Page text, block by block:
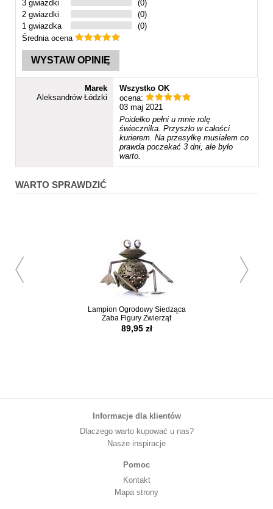
3 gwiazdki
(0)
2 gwiazdki
(0)
1 gwiazdka
(0)
Średnia ocena
WYSTAW OPINIĘ
Marek
Aleksandrów Łódzki
Wszystko OK
ocena:
03 maj 2021
Poidełko pełni u mnie rolę
świecznika. Przyszło w całości
kurierem. Na przesyłkę musiałem co
prawda poczekać 3 dni, ale było
warto.
WARTO SPRAWDZIĆ
Lampion Ogrodowy Siedząca
Żaba Figury Zwierząt
89,95 zł
Informacje dla klientów
Dlaczego warto kupować u nas?
Nasze inspiracje
Pomoc
Kontakt
Mapa strony